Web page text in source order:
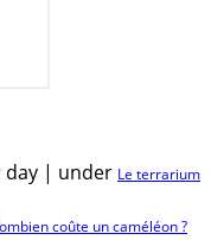
day | under Le terrarium
coûte un caméléon ?